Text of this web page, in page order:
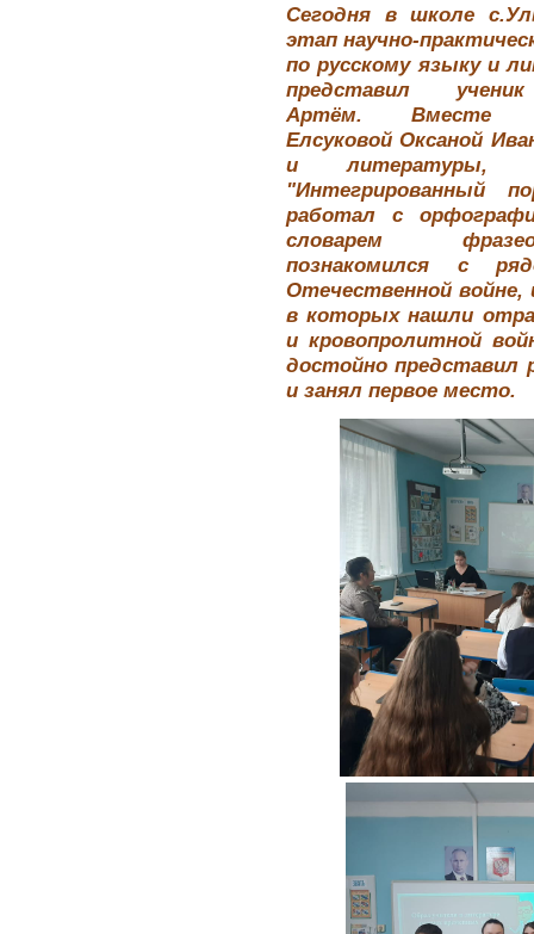
Сегодня в школе
этап научно-
по русскому языку и
представил
Артём. Вместе
Елсуковой Оксаной
и литературы,
"Интегрированный
работал с
словарем
познакомился с
Отечественной войне,
в которых нашли
и кровопролитной
достойно представил
и занял первое место.